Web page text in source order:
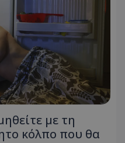
με τη
κόλπο που θα
Microsoft Corporation